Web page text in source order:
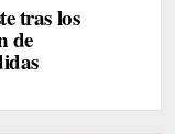
tras los
de